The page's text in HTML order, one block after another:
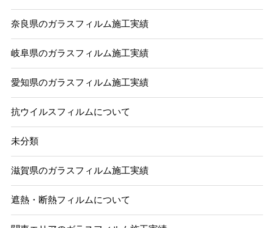
奈良県のガラスフィルム施工実績
岐阜県のガラスフィルム施工実績
愛知県のガラスフィルム施工実績
抗ウイルスフィルムについて
未分類
滋賀県のガラスフィルム施工実績
遮熱・断熱フィルムについて